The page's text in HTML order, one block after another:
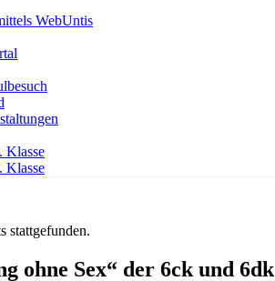
WebUntis
Klasse
Klasse
stattgefunden.
ohne Sex“ der 6ck und 6dk